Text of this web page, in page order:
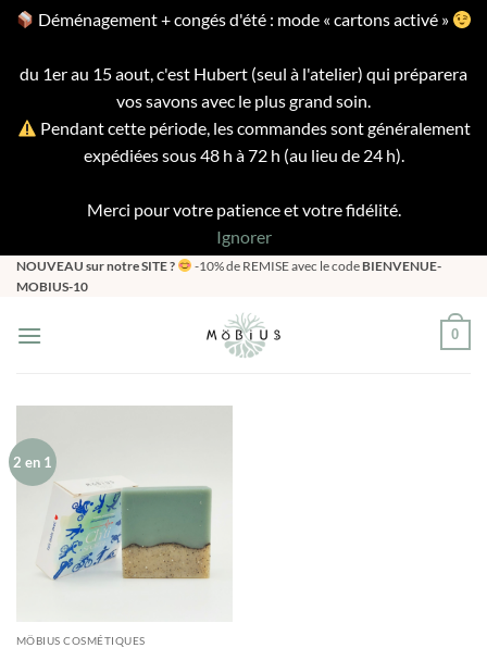
Déménagement + congés d'été : mode « cartons activé »
du 1er au 15 aout, c'est Hubert (seul à l'atelier) qui préparera
vos savons avec le plus grand soin.
Pendant cette période, les commandes sont généralement
expédiées sous 48 h à 72 h (au lieu de 24 h).
Merci pour votre patience et votre fidélité.
Ignorer
Passer
au
NOUVEAU sur notre SITE ? -10% de REMISE avec le code BIENVENUE-
MOBIUS-10
0
2 en 1
MÖBIUS COSMÉTIQUES